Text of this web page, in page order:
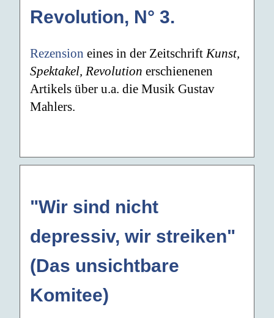
Revolution, N° 3.
Rezension eines in der ZeitschriftKunst,
Spektakel, Revolution erschienenen
Artikels über u.a. die Musik Gustav
Mahlers.
"Wir sind nicht
depressiv, wir streiken"
(Das unsichtbare
Komitee)